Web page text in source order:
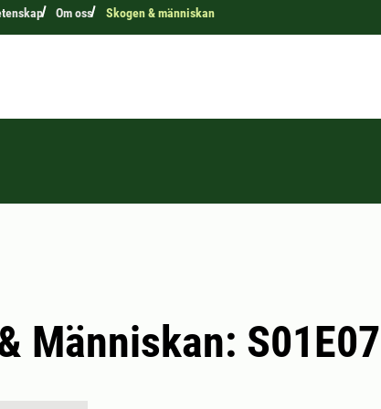
Om oss Skogen & människan
Människan: S01E07